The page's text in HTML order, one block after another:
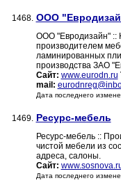
1468. ООО
ООО "Евродизайн" ::
производителем
ламинированных
производства ЗАО
Сайт: www.eurodn.ru
mail:
Дата последнего
1469. Ресурс-мебель
Ресурс-мебель ::
чистой мебели из
адреса, салоны.
Сайт:
Дата последнего